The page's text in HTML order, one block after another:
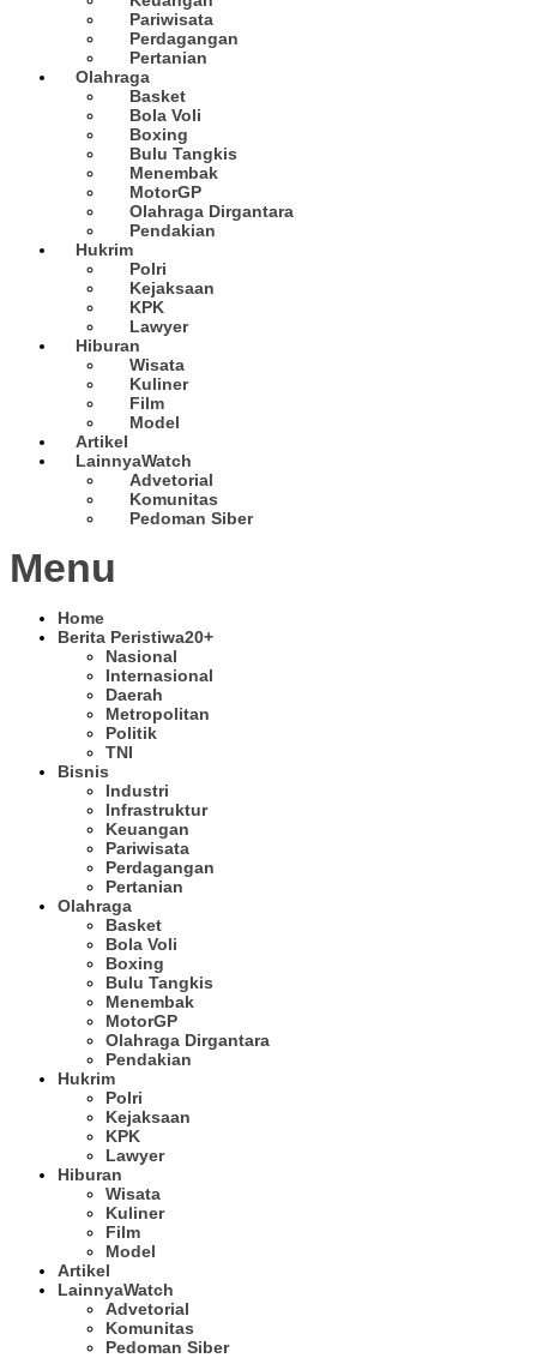
Pariwisata
Perdagangan
Pertanian
Olahraga
Basket
Bola Voli
Boxing
Bulu Tangkis
Menembak
MotorGP
Olahraga Dirgantara
Pendakian
Hukrim
Polri
Kejaksaan
KPK
Lawyer
Hiburan
Wisata
Kuliner
Film
Model
Artikel
LainnyaWatch
Advetorial
Komunitas
Pedoman Siber
Menu
Home
Berita Peristiwa20+
Nasional
Internasional
Daerah
Metropolitan
Politik
TNI
Bisnis
Industri
Infrastruktur
Keuangan
Pariwisata
Perdagangan
Pertanian
Olahraga
Basket
Bola Voli
Boxing
Bulu Tangkis
Menembak
MotorGP
Olahraga Dirgantara
Pendakian
Hukrim
Polri
Kejaksaan
KPK
Lawyer
Hiburan
Wisata
Kuliner
Film
Model
Artikel
LainnyaWatch
Advetorial
Komunitas
Pedoman Siber